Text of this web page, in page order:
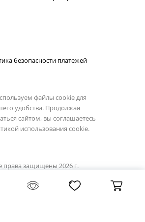
безопасности платежей
файлы cookie для
удобства. Продолжая
сайтом, вы соглашаетесь
использования cookie.
права защищены 2026 г.